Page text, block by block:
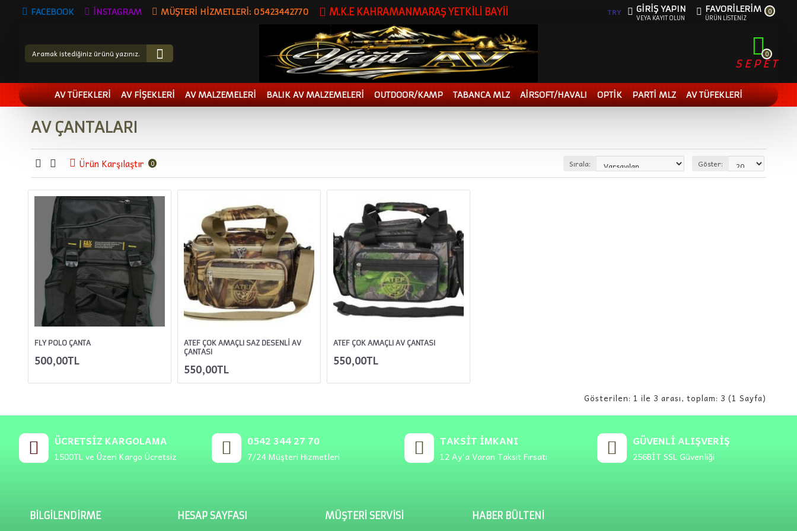
FACEBOOK İNSTAGRAM MÜŞTERI HIZMETLERI: 05423442770 M.K.E KAHRAMANMARAŞ YETKİLİ BAYİİ TRY GIRIŞ YAPIN
VEYA KAYIT OLUN
FAVORILERIM
ÜRÜN LISTENIZ
0
SEPET
0
AV TÜFEKLERİ AV FİŞEKLERİ AV MALZEMELERİ BALIK AV MALZEMELERİ OUTDOOR/KAMP TABANCA MLZ AİRSOFT/HAVALI OPTİK PARTİ MLZ AV TÜFEKLERİ
AV ÇANTALARI
Ürün Karşılaştır 0 Sırala: Göster:
FLY POLO ÇANTA
500,00TL
ATEF ÇOK AMAÇLI SAZ DESENLİ AV
ÇANTASI
550,00TL
ATEF ÇOK AMAÇLI AV ÇANTASI
550,00TL
Gösterilen: 1 ile 3 arası, toplam: 3 (1 Sayfa)
ÜCRETSIZ KARGOLAMA
1500TL ve Üzeri Kargo Ücretsiz
0542 344 27 70
7/24 Müşteri Hizmetleri
TAKSIT İMKANI
12 Ay'a Varan Taksit Fırsatı
GÜVENLI ALIŞVERIŞ
256BİT SSL Güvenliği
BILGILENDIRME HESAP SAYFASI MÜŞTERI SERVISI HABER BÜLTENI